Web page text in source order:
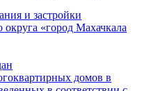
и застройки
округа «город Махачкала
домов в